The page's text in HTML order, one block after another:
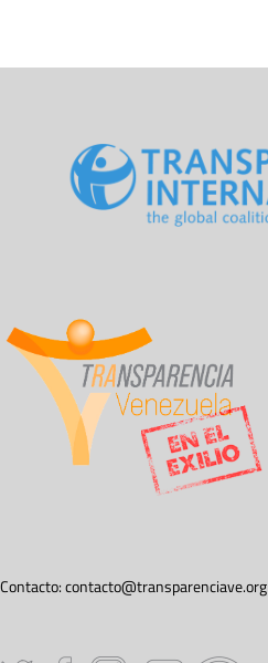
Contacto:contacto@transparenciave.org